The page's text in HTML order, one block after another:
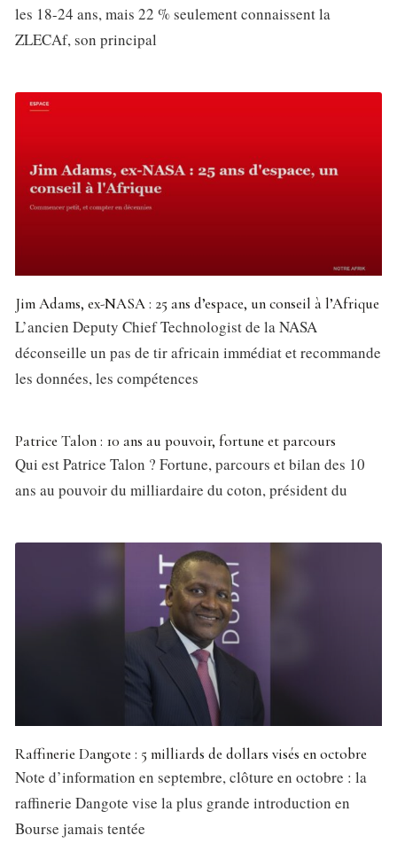
les 18-24 ans, mais 22 % seulement connaissent la
ZLECAf, son principal
Jim Adams, ex-NASA : 25 ans d’espace, un conseil à l’Afrique
L’ancien Deputy Chief Technologist de la NASA
déconseille un pas de tir africain immédiat et recommande
les données, les compétences
Patrice Talon : 10 ans au pouvoir, fortune et parcours
Qui est Patrice Talon ? Fortune, parcours et bilan des 10
ans au pouvoir du milliardaire du coton, président du
Raffinerie Dangote : 5 milliards de dollars visés en octobre
Note d’information en septembre, clôture en octobre : la
raffinerie Dangote vise la plus grande introduction en
Bourse jamais tentée